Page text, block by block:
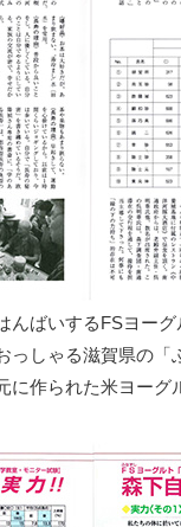
んばいするFSヨー
っしゃる滋賀県の「
に作られた米ヨーグ